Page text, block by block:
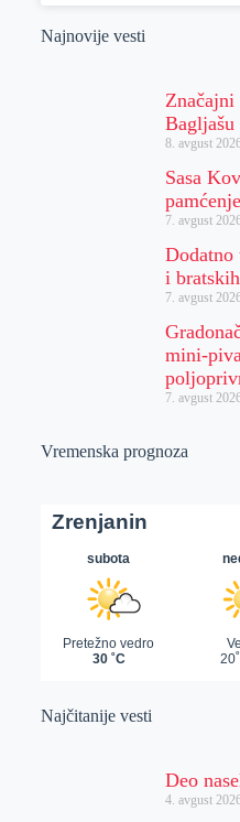
Najnovije vesti
Bagljašu
8. avgust
Sasa
pamćenje
7. avgust
Dodatno
i
7. avgust
mini-
7. avgust
Vremenska prognoza
Najčitanije vesti
Deo
4. avgust